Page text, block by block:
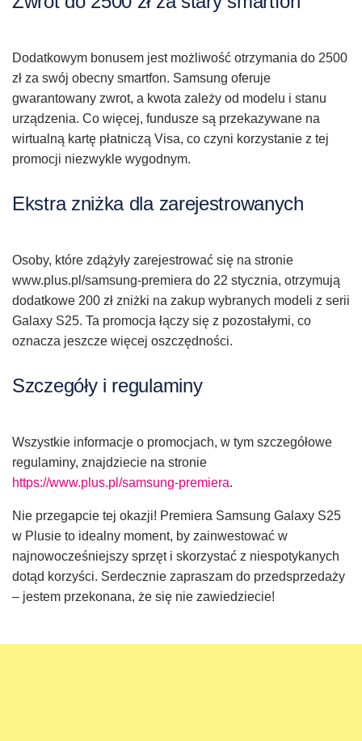
Dodatkowym bonusem jest możliwość otrzymania do 2500
zł za swój obecny smartfon. Samsung oferuje
gwarantowany zwrot, a kwota zależy od modelu i stanu
urządzenia. Co więcej, fundusze są przekazywane na
wirtualną kartę płatniczą Visa, co czyni korzystanie z tej
promocji niezwykle wygodnym.
Ekstra zniżka dla zarejestrowanych
Osoby, które zdążyły zarejestrować się na stronie
www.plus.pl/samsung-premiera do 22 stycznia, otrzymują
dodatkowe 200 zł zniżki na zakup wybranych modeli z serii
Galaxy S25. Ta promocja łączy się z pozostałymi, co
oznacza jeszcze więcej oszczędności.
Szczegóły i regulaminy
Wszystkie informacje o promocjach, w tym szczegółowe
regulaminy, znajdziecie na stronie
https://www.plus.pl/samsung-premiera.
Nie przegapcie tej okazji! Premiera Samsung Galaxy S25
w Plusie to idealny moment, by zainwestować w
najnowocześniejszy sprzęt i skorzystać z niespotykanych
dotąd korzyści. Serdecznie zapraszam do przedsprzedaży
– jestem przekonana, że się nie zawiedziecie!